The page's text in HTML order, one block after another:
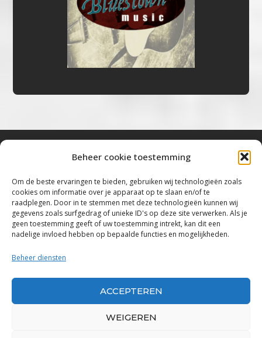
Beheer cookie toestemming
Om de beste ervaringen te bieden, gebruiken wij technologieën zoals
cookies om informatie over je apparaat op te slaan en/of te
raadplegen. Door in te stemmen met deze technologieën kunnen wij
gegevens zoals surfgedrag of unieke ID's op deze site verwerken. Als je
geen toestemming geeft of uw toestemming intrekt, kan dit een
nadelige invloed hebben op bepaalde functies en mogelijkheden.
Beheer diensten
ACCEPTEREN
WEIGEREN
“Voor de mooiste Blues, Rock, Roots &
Americana”
Copyright 2019 – 2026 Bluestown Music – All